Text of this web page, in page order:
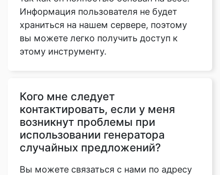
Информация пользователя не будет
храниться на нашем сервере, поэтому
вы можете легко получить доступ к
этому инструменту.
Кого мне следует
контактировать, если у меня
возникнут проблемы при
использовании генератора
случайных предложений?
Вы можете связаться с нами по адресу